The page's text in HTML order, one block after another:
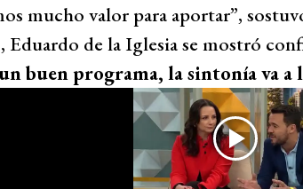
mucho valor para aportar”,
Eduardo de la Iglesia se mostró
buen programa, la sintonía va a